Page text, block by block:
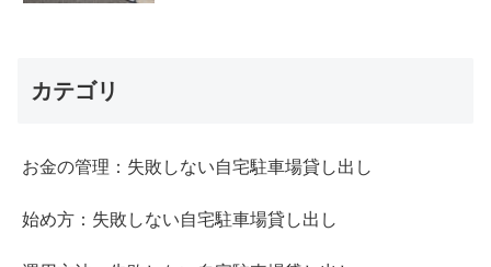
カテゴリ
お金の管理：失敗しない自宅駐車場貸し出し
始め方：失敗しない自宅駐車場貸し出し